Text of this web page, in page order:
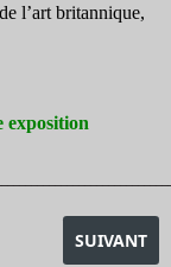
l’art britannique,
exposition
ET LE DÉCOR
ARTICLE
SUIVANT